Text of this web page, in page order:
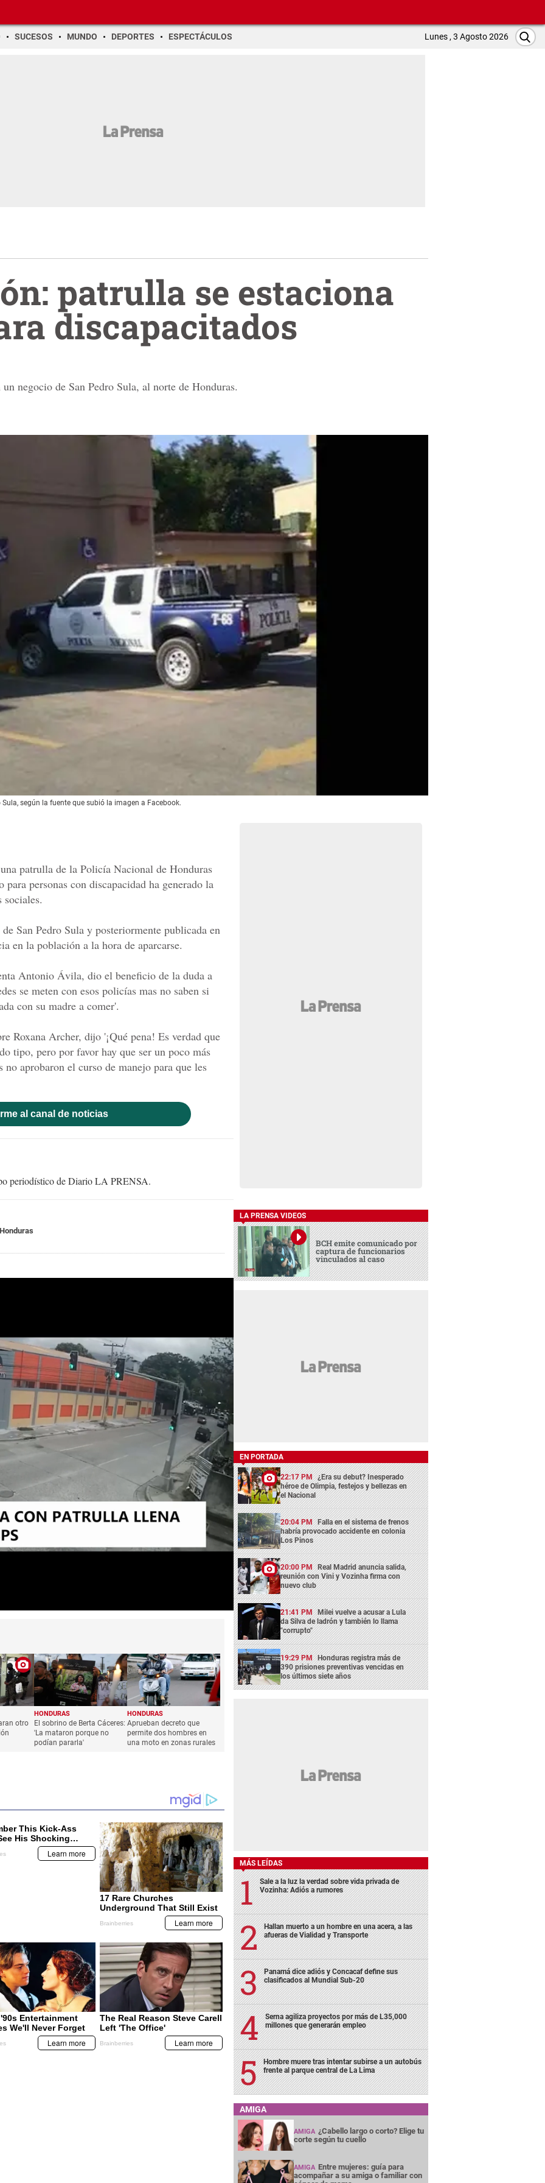
SUCESOS MUNDO DEPORTES ESPECTÁCULOS Lunes , 3 Agosto 2026
patrulla se estaciona
discapacitados
negocio de San Pedro Sula, al norte de Honduras.
según la fuente que subió la imagen a Facebook.
patrulla de la Policía Nacional de Honduras
para personas con discapacidad ha generado la
San Pedro Sula y posteriormente publicada en
en la población a la hora de aparcarse.
Antonio Ávila, dio el beneficio de la duda a
se meten con esos policías mas no saben si
con su madre a comer'.
Roxana Archer, dijo '¡Qué pena! Es verdad que
tipo, pero por favor hay que ser un poco más
no aprobaron el curso de manejo para que les
al canal de noticias
periodístico de Diario LA PRENSA.
otro
HONDURAS
El sobrino de Berta Cáceres:
'La mataron porque no
podían pararla'
HONDURAS
Aprueban decreto que
permite dos hombres en
una moto en zonas rurales
LA PRENSA VIDEOS
BCH emite comunicado por
captura de funcionarios
vinculados al caso
EN PORTADA
22:17 PM ¿Era su debut? Inesperado
héroe de Olimpia, festejos y bellezas en
el Nacional
20:04 PM Falla en el sistema de frenos
habría provocado accidente en colonia
Los Pinos
20:00 PM Real Madrid anuncia salida,
reunión con Vini y Vozinha firma con
nuevo club
21:41 PM Milei vuelve a acusar a Lula
da Silva de ladrón y también lo llama
"corrupto"
19:29 PM Honduras registra más de
390 prisiones preventivas vencidas en
los últimos siete años
MÁS LEÍDAS
Sale a la luz la verdad sobre vida privada de
Vozinha: Adiós a rumores
Hallan muerto a un hombre en una acera, a las
afueras de Vialidad y Transporte
Panamá dice adiós y Concacaf define sus
clasificados al Mundial Sub-20
Serna agiliza proyectos por más de L35,000
millones que generarán empleo
Hombre muere tras intentar subirse a un autobús
frente al parque central de La Lima
AMIGA
AMIGA ¿Cabello largo o corto? Elige tu
corte según tu cuello
AMIGA Entre mujeres: guía para
acompañar a su amiga o familiar con